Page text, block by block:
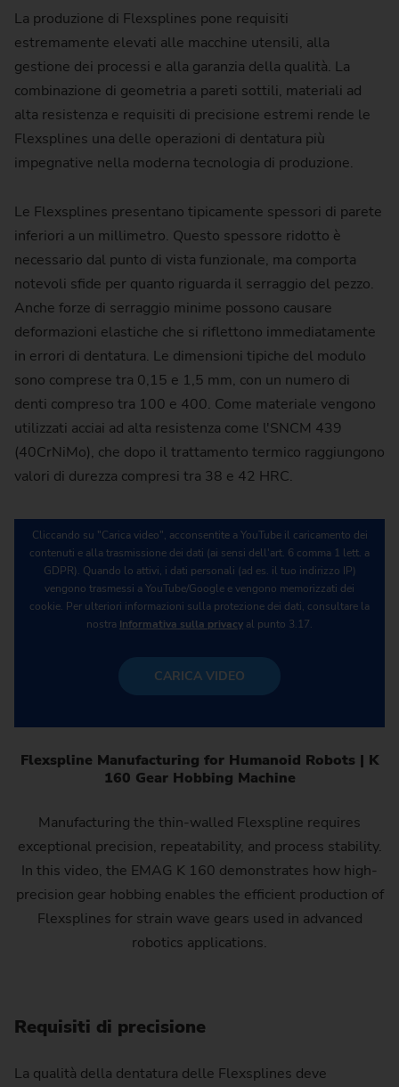
La produzione di Flexsplines pone requisiti
estremamente elevati alle macchine utensili, alla
gestione dei processi e alla garanzia della qualità. La
combinazione di geometria a pareti sottili, materiali ad
alta resistenza e requisiti di precisione estremi rende le
Flexsplines una delle operazioni di dentatura più
impegnative nella moderna tecnologia di produzione.
Le Flexsplines presentano tipicamente spessori di parete
inferiori a un millimetro. Questo spessore ridotto è
necessario dal punto di vista funzionale, ma comporta
notevoli sfide per quanto riguarda il serraggio del pezzo.
Anche forze di serraggio minime possono causare
deformazioni elastiche che si riflettono immediatamente
in errori di dentatura. Le dimensioni tipiche del modulo
sono comprese tra 0,15 e 1,5 mm, con un numero di
denti compreso tra 100 e 400. Come materiale vengono
utilizzati acciai ad alta resistenza come l'SNCM 439
(40CrNiMo), che dopo il trattamento termico raggiungono
valori di durezza compresi tra 38 e 42 HRC.
Cliccando su "Carica video", acconsentite a YouTube il caricamento dei
contenuti e alla trasmissione dei dati (ai sensi dell'art. 6 comma 1 lett. a
GDPR). Quando lo attivi, i dati personali (ad es. il tuo indirizzo IP)
vengono trasmessi a YouTube/Google e vengono memorizzati dei
cookie. Per ulteriori informazioni sulla protezione dei dati, consultare la
nostra Informativa sulla privacy al punto 3.17.
CARICA VIDEO
Flexspline Manufacturing for Humanoid Robots | K
160 Gear Hobbing Machine
Manufacturing the thin-walled Flexspline requires
exceptional precision, repeatability, and process stability.
In this video, the EMAG K 160 demonstrates how high-
precision gear hobbing enables the efficient production of
Flexsplines for strain wave gears used in advanced
robotics applications.
Requisiti di precisione
La qualità della dentatura delle Flexsplines deve